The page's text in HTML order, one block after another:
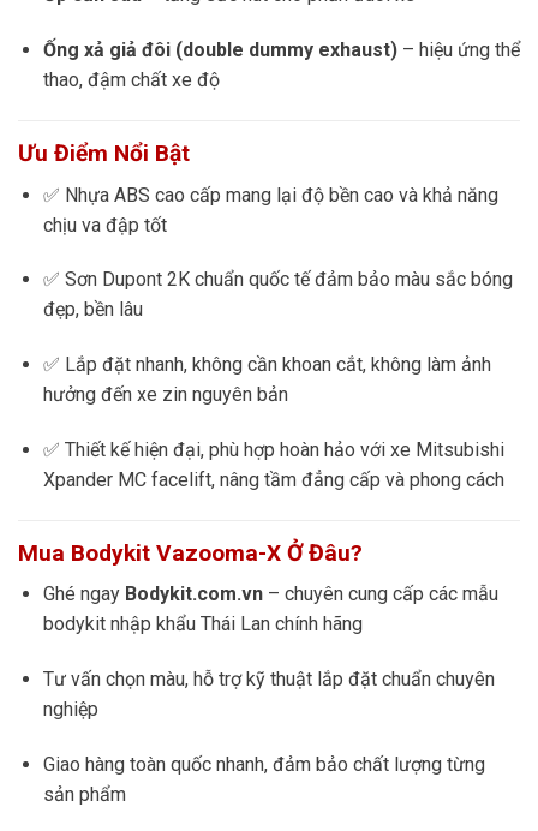
Ống xả giả đôi (double dummy exhaust)– hiệu ứng thể
thao, đậm chất xe độ
Ưu Điểm Nổi Bật
✅ Nhựa ABS cao cấp mang lại độ bền cao và khả năng
chịu va đập tốt
✅ Sơn Dupont 2K chuẩn quốc tế đảm bảo màu sắc bóng
đẹp, bền lâu
✅ Lắp đặt nhanh, không cần khoan cắt, không làm ảnh
hưởng đến xe zin nguyên bản
✅ Thiết kế hiện đại, phù hợp hoàn hảo với xe Mitsubishi
Xpander MC facelift, nâng tầm đẳng cấp và phong cách
Mua Bodykit Vazooma-X Ở Đâu?
Ghé ngay Bodykit.com.vn– chuyên cung cấp các mẫu
bodykit nhập khẩu Thái Lan chính hãng
Tư vấn chọn màu, hỗ trợ kỹ thuật lắp đặt chuẩn chuyên
nghiệp
Giao hàng toàn quốc nhanh, đảm bảo chất lượng từng
sản phẩm